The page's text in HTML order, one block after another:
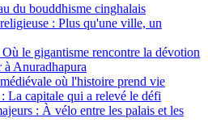
du bouddhisme cinghalais
: Plus qu'une ville, un
le gigantisme rencontre la dévotion
à Anuradhapura
où l'histoire prend vie
La capitale qui a relevé le défi
: À vélo entre les palais et les